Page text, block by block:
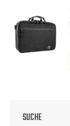
SUCHE